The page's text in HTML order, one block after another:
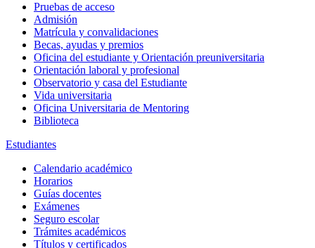
Pruebas de acceso
Admisión
Matrícula y convalidaciones
Becas, ayudas y premios
Oficina del estudiante y Orientación preuniversitaria
Orientación laboral y profesional
Observatorio y casa del Estudiante
Vida universitaria
Oficina Universitaria de Mentoring
Biblioteca
Estudiantes
Calendario académico
Horarios
Guías docentes
Exámenes
Seguro escolar
Trámites académicos
Títulos y certificados